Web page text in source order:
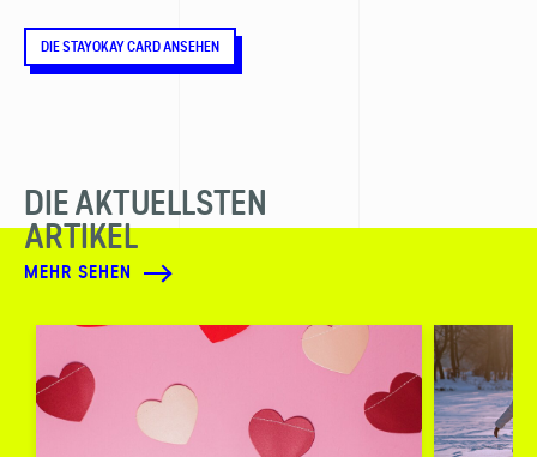
DIE STAYOKAY CARD ANSEHEN
DIE AKTUELLSTEN
ARTIKEL
MEHR SEHEN